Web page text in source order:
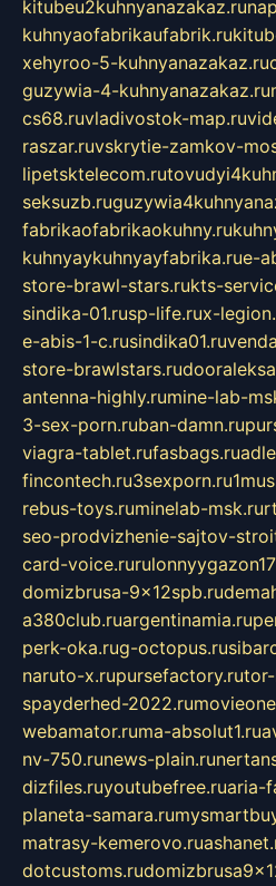
kitubeu2kuhnyanazakaz.ru
kuhnyaofabrikaufabrik.ru
xehyroo-5-kuhnyanazakaz.ru
guzywia-4-kuhnyanazakaz.ru
cs68.ruvladivostok-map.ru
raszar.ruvskrytie-zamkov-
lipetsktelecom.ru
seksuzb.ru
fabrikaofabrikaokuhny.ru
kuhnyaykuhnyayfabrika.rue-
store-brawl-stars.rukts-
sindika-01.rusp-life.rux-
e-abis-1-c.rusindika01.ru
store-brawlstars.ru
antenna-highly.rumine-lab-
3-sex-porn.ruban-damn.ru
viagra-tablet.rufasbags.ru
fincontech.ru3sexporn.ru
rebus-toys.ruminelab-msk.ru
seo-prodvizhenie-sajtov-
card-voice.ru
domizbrusa-9x12spb.ru
a380club.ruargentinamia.ru
perk-oka.rug-octopus.ru
naruto-x.rupursefactory.ru
spayderhed-2022.ru
webamator.ruma-absolut1.ru
nv-750.runews-plain.ru
dizfiles.ruyoutubefree.ruaria-
planeta-samara.ru
matrasy-kemerovo.ru
dotcustoms.ru